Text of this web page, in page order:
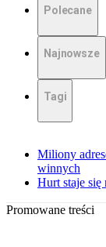
Polecane
Najnowsze
Tagi
Miliony
winnych
Hurt staje
Promowane treści